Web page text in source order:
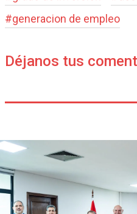
#generacion de empleo
Déjanos tus